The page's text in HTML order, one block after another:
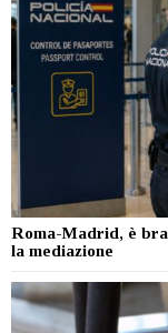
Roma-Madrid, è
la mediazione